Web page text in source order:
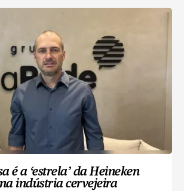
é a ‘estrela’ da Heineken
indústria cervejeira